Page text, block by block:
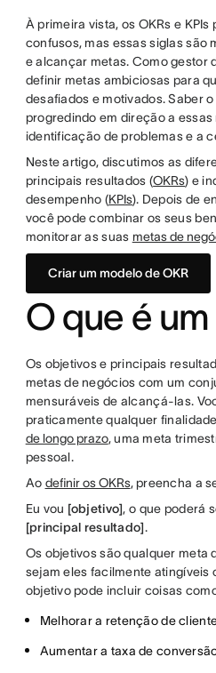
À primeira vista, os OKRs e
confusos, mas essas siglas são
e alcançar metas. Como gestor
definir metas ambiciosas para
desafiados e motivados. Saber
progredindo em direção a
identificação de problemas e a
Neste artigo, discutimos as
principais resultados (OKRs) e
desempenho (KPIs). Depois de
você pode combinar os seus
monitorar as suas metas de
Criar um modelo de OKR
O que é
Os objetivos e principais
metas de negócios com um
mensuráveis de alcançá-las.
praticamente qualquer
de longo prazo, uma meta
pessoal.
Ao definir os OKRs, preencha a
Eu vou [objetivo], o que poderá
[principal resultado].
Os objetivos são qualquer meta
sejam eles facilmente atingíveis
objetivo pode incluir coisas
Melhorar a retenção de
Aumentar a taxa de